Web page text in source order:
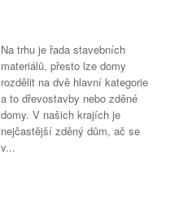
Na trhu je řada stavebních
materiálů, přesto lze domy
rozdělit na dvě hlavní kategorie
a to dřevostavby nebo zděné
domy. V našich krajích je
nejčastější zděný dům, ač se
v...